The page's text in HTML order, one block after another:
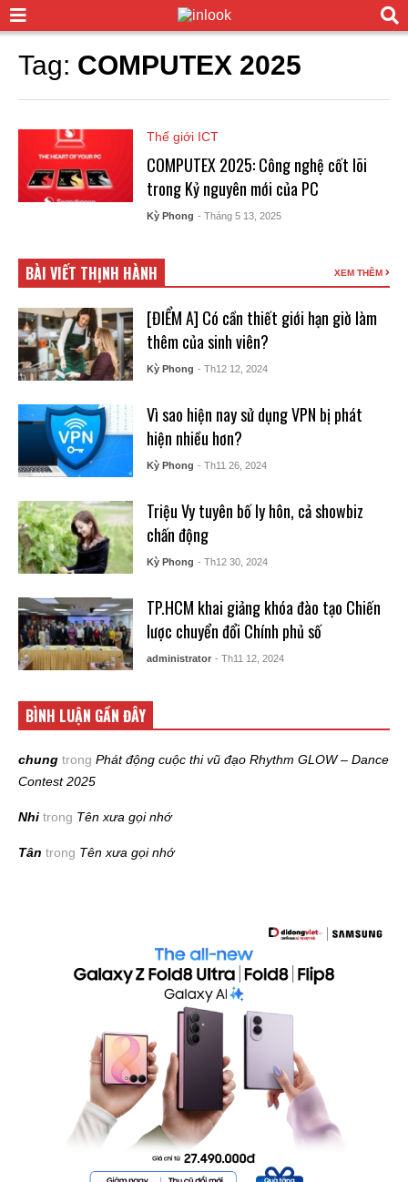
Tag: COMPUTEX 2025
Thế giới ICT
COMPUTEX 2025: Công nghệ cốt lõi
trong Kỷ nguyên mới của PC
Kỳ Phong - Tháng 5 13, 2025
BÀI VIẾT THỊNH HÀNH XEM THÊM
[ĐIỂM A] Có cần thiết giới hạn giờ làm
thêm của sinh viên?
Kỳ Phong - Th12 12, 2024
Vì sao hiện nay sử dụng VPN bị phát
hiện nhiều hơn?
Kỳ Phong - Th11 26, 2024
Triệu Vy tuyên bố ly hôn, cả showbiz
chấn động
Kỳ Phong - Th12 30, 2024
TP.HCM khai giảng khóa đào tạo Chiến
lược chuyển đổi Chính phủ số
administrator - Th11 12, 2024
BÌNH LUẬN GẦN ĐÂY
chung trong Phát động cuộc thi vũ đạo Rhythm GLOW – Dance
Contest 2025
Nhi trong Tên xưa gọi nhớ
Tân trong Tên xưa gọi nhớ